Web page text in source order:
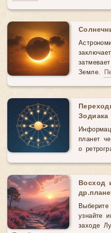
Земле.
Зодиака
планет
о
Восход
узнайте
заходе